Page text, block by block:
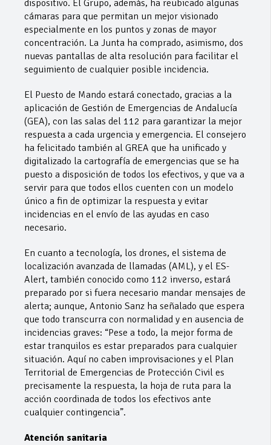
dispositivo. El Grupo, además, ha reubicado algunas
cámaras para que permitan un mejor visionado
especialmente en los puntos y zonas de mayor
concentración. La Junta ha comprado, asimismo, dos
nuevas pantallas de alta resolución para facilitar el
seguimiento de cualquier posible incidencia.
El Puesto de Mando estará conectado, gracias a la
aplicación de Gestión de Emergencias de Andalucía
(GEA), con las salas del 112 para garantizar la mejor
respuesta a cada urgencia y emergencia. El consejero
ha felicitado también al GREA que ha unificado y
digitalizado la cartografía de emergencias que se ha
puesto a disposición de todos los efectivos, y que va a
servir para que todos ellos cuenten con un modelo
único a fin de optimizar la respuesta y evitar
incidencias en el envío de las ayudas en caso
necesario.
En cuanto a tecnología, los drones, el sistema de
localización avanzada de llamadas (AML), y el ES-
Alert, también conocido como 112 inverso, estará
preparado por si fuera necesario mandar mensajes de
alerta; aunque, Antonio Sanz ha señalado que espera
que todo transcurra con normalidad y en ausencia de
incidencias graves: “Pese a todo, la mejor forma de
estar tranquilos es estar preparados para cualquier
situación. Aquí no caben improvisaciones y el Plan
Territorial de Emergencias de Protección Civil es
precisamente la respuesta, la hoja de ruta para la
acción coordinada de todos los efectivos ante
cualquier contingencia”.
Atención sanitaria